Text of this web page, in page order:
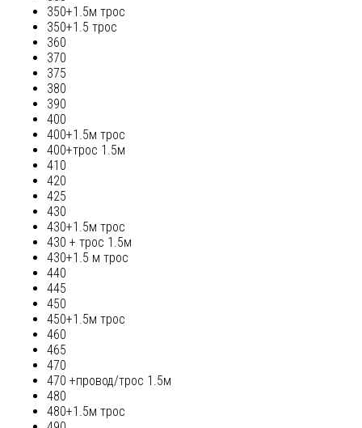
350+1.5м трос
350+1.5 трос
360
370
375
380
390
400
400+1.5м трос
400+трос 1.5м
410
420
425
430
430+1.5м трос
430 + трос 1.5м
430+1.5 м трос
440
445
450
450+1.5м трос
460
465
470
470 +провод/трос 1.5м
480
480+1.5м трос